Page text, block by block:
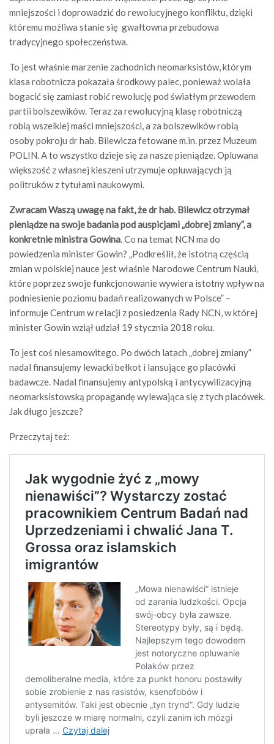
mniejszości i doprowadzić do rewolucyjnego konfliktu, dzięki
któremu możliwa stanie się gwałtowna przebudowa
tradycyjnego społeczeństwa.
To jest właśnie marzenie zachodnich neomarksistów, którym
klasa robotnicza pokazała środkowy palec, ponieważ wolała
bogacić się zamiast robić rewolucję pod światłym przewodem
partii bolszewików. Teraz za rewolucyjną klasę robotniczą
robią wszelkiej maści mniejszości, a za bolszewików robią
osoby pokroju dr hab. Bilewicza fetowane m.in. przez Muzeum
POLIN. A to wszystko dzieje się za nasze pieniądze. Opluwana
większość z własnej kieszeni utrzymuje opluwających ją
politruków z tytułami naukowymi.
Zwracam Waszą uwagę na fakt, że dr hab. Bilewicz otrzymał
pieniądze na swoje badania pod auspicjami „dobrej zmiany”, a
konkretnie ministra Gowina. Co na temat NCN ma do
powiedzenia minister Gowin? „Podkreślił, że istotną częścią
zmian w polskiej nauce jest właśnie Narodowe Centrum Nauki,
które poprzez swoje funkcjonowanie wywiera istotny wpływ na
podniesienie poziomu badań realizowanych w Polsce” –
informuje Centrum w relacji z posiedzenia Rady NCN, w której
minister Gowin wziął udział 19 stycznia 2018 roku.
To jest coś niesamowitego. Po dwóch latach „dobrej zmiany”
nadal finansujemy lewacki bełkot i lansujące go placówki
badawcze. Nadal finansujemy antypolską i antycywilizacyjną
neomarksistowską propagandę wylewająca się z tych placówek.
Jak długo jeszcze?
Przeczytaj też: